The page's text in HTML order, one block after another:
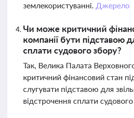
землекористуванні. Джерело
Чи може критичний
компанії бути підставою
сплати судового збору?
Так, Велика Палата
критичний фінансовий стан
слугувати підставою для
відстрочення сплати